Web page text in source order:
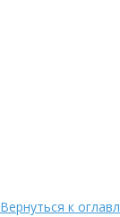
Вернуться к